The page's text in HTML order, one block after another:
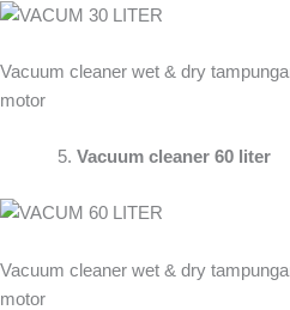
Vacuum cleaner wet & dry
motor
Vacuum cleaner 60 liter
Vacuum cleaner wet & dry
motor